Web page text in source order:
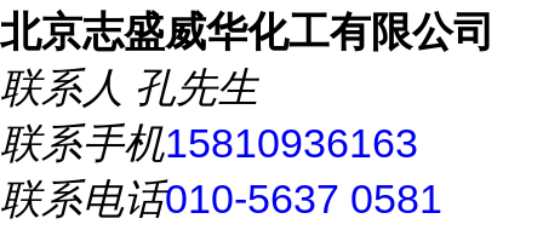
北京志盛威华化工有限公司
联系人 孔先生
联系手机15810936163
联系电话010-5637 0581